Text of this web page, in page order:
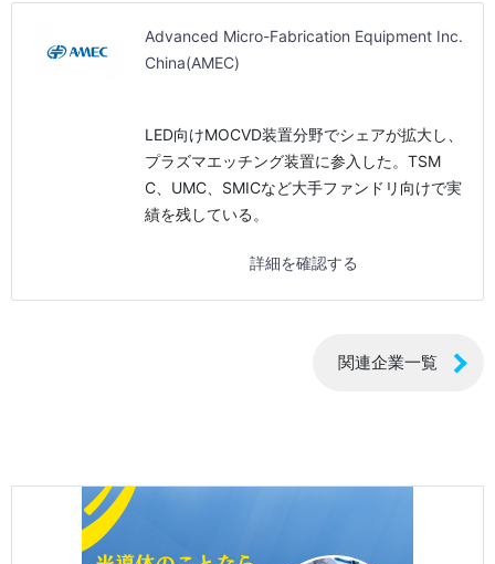
Advanced Micro-Fabrication Equipment Inc.
China(AMEC)
LED向けMOCVD装置分野でシェアが拡大し、
プラズマエッチング装置に参入した。TSM
C、UMC、SMICなど大手ファンドリ向けで実
績を残している。
詳細を確認する
関連企業一覧